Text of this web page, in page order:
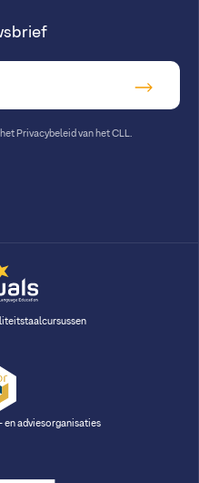
het Privacybeleid van het CLL
adviesorganisaties